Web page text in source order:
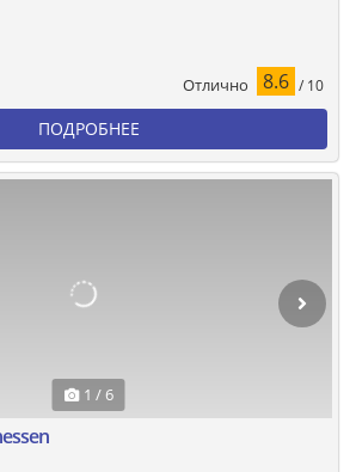
Отлично 8.6 / 10
ПОДРОБНЕЕ
1 / 6